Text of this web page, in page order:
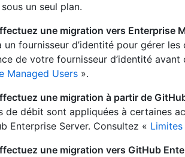
un seul plan.
une migration vers Enterprise
un fournisseur d’identité pour gérer
de votre fournisseur d’identité
Managed Users ».
une migration à partir de
de débit sont appliquées à certaines
Enterprise Server. Consultez «
une migration vers GitHub